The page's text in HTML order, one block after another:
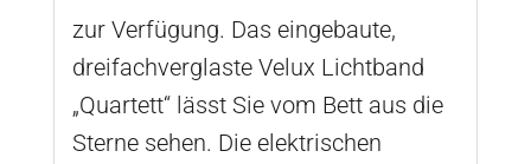
zur Verfügung. Das eingebaute,
dreifachverglaste Velux Lichtband
„Quartett“ lässt Sie vom Bett aus die
Sterne sehen. Die elektrischen